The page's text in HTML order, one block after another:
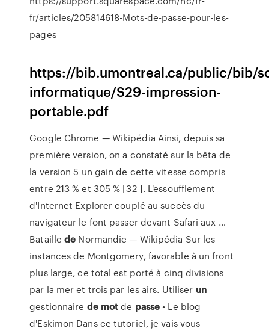
fr/articles/205814618-Mots-de-passe-pour-les-
pages
https://bib.umontreal.ca/public/bib/
informatique/S29-impression-
portable.pdf
Google Chrome — Wikipédia Ainsi, depuis sa
première version, on a constaté sur la bêta de
la version 5 un gain de cette vitesse compris
entre 213 % et 305 % [32 ]. L'essoufflement
d'Internet Explorer couplé au succès du
navigateur le font passer devant Safari aux …
Bataillede Normandie — Wikipédia Sur les
instances de Montgomery, favorable à un front
plus large, ce total est porté à cinq divisions
par la mer et trois par les airs. Utiliser un
gestionnaire de motde passe • Le blog
d'Eskimon Dans ce tutoriel, je vais vous